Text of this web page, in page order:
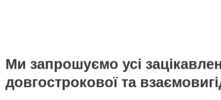
Ми запрошуємо усі
довгострокової та